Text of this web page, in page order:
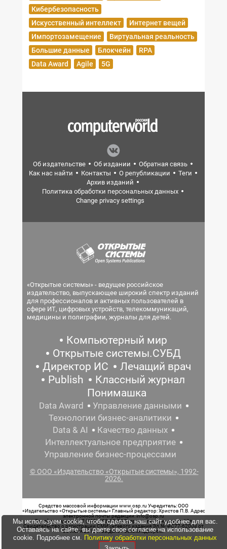
Кибербезопасность
Искусственный интеллект
Интернет вещей
Импортозамещение
Виртуальная реальность
Большие данные
Блокчейн
RPA
Data Award
Agile 5G
Об издательстве Об издании
Обратная связь
Как нас найти
Контакты О републикации
Теги
Архив изданий
Политика обработки персональных данных
Change privacy settings
«Открытые системы» - ведущее российское
издательство, выпускающее широкий спектр изданий
для профессионалов и активных пользователей в
сфере ИТ, цифровых устройств, телекоммуникаций,
медицины и полиграфии, журналы для детей.
Компьютерный мир
Открытые системы.СУБД
Директор ИС
Лечащий врач
Publish
Классный журнал
Понимашка
Data Award
Управление данными
Технологии бизнес-аналитики
Data & AI
Качество данных
Интеллектуальное предприятие
Управление бизнес-процессами
© ООО «Издательство «Открытые системы», 1992-
2026.
Средство массовой информации www.osp.ru Учредитель: ООО
«Издательство «Открытые системы» Главный редактор: Христов П.В. Адрес
электронной почты редакции: info@osp.ru
Телефон редакции: 7 (499) 703-18-54 Возрастная маркировка: 12+
Свидетельство о регистрации СМИ сетевого издания Эл.№ ФС77-62008 от
05 июня 2015 г. выдано Роскомнадзором.
Мы используем cookie, чтобы сделать наш сайт удобнее для вас.
Оставаясь на сайте, вы даете свое согласие на использование
cookie. Подробнее см. Политику обработки персональных данных